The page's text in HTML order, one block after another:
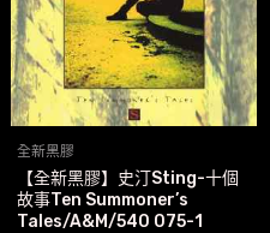
全新黑膠
【全新黑膠】史汀Sting-十個
故事Ten Summoner’s
Tales/A&M/540 075-1